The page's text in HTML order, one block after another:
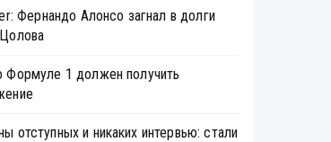
Фернандо Алонсо загнал в долги
Формуле 1 должен получить
отступных и никаких интервью: стали